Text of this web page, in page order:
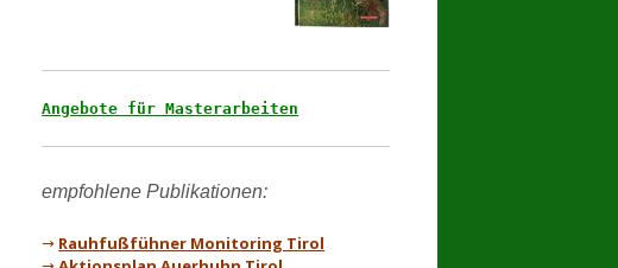
Angebote für Masterarbeiten
→ Rauhfußfühner Monitoring Tirol